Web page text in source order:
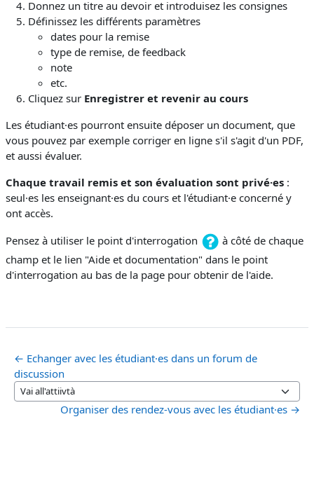
Donnez un titre au devoir et introduisez les consignes
Définissez les différents paramètres
dates pour la remise
type de remise, de feedback
note
etc.
Cliquez sur Enregistrer et revenir au cours
Les étudiant·es pourront ensuite déposer un document, que
vous pouvez par exemple corriger en ligne s'il s'agit d'un PDF,
et aussi évaluer.
Chaque travail remis et son évaluation sont privé·es :
seul·es les enseignant·es du cours et l'étudiant·e concerné y
ont accès.
Pensez à utiliser le point d'interrogation
à côté de chaque
champ et le lien "Aide et documentation" dans le point
d'interrogation au bas de la page pour obtenir de l'aide.
← Echanger avec les étudiant·es dans un forum de
discussion
Vai all'attiivtà
Organiser des rendez-vous avec les étudiant·es →